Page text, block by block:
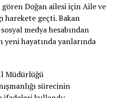
Doğan ailesi için Aile ve
harekete geçti. Bakan
medya hesabından
yeni hayatında yanlarında
Müdürlüğü
sürecinin